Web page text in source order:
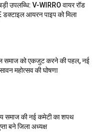
उपलब्धि: V-WIRRO वायर रॉड
आयरन पाइप को मिला
समाज को एकजुट करने की पहल, नई
महोत्सव की घोषणा
समाज की नई कमेटी का शपथ
बने जिला अध्यक्ष